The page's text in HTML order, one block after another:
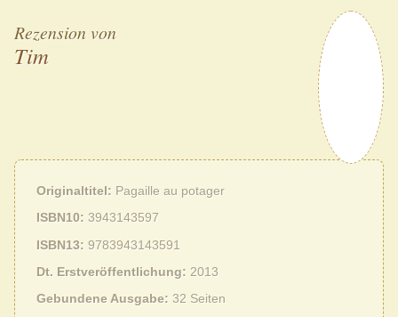
Rezension von
Tim
Originaltitel
Pagaille au potager
ISBN10
3943143597
ISBN13 9783943143591
Dt. Erstveröffentlichung
2013
Gebundene Ausgabe
32 Seiten